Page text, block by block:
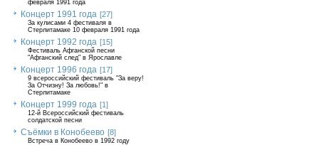
февраля 1991 года
Концерт 1991 года [27]
За кулисами 4 фестиваля в
Стерлитамаке 10 февраля 1991 года
Концерт 1992 года [15]
Фестиваль Афганской песни
"Афганский след" в Ярославле
Концерт 1996 года [17]
9 всероссийский фестиваль "За веру!
За Отчизну! За любовь!" в
Стерлитамаке
Концерт 1999 года [1]
12-й Всероссийский фестиваль
солдатской песни
Съёмки в Конобеево [8]
Встреча в Конобеево в 1992 году